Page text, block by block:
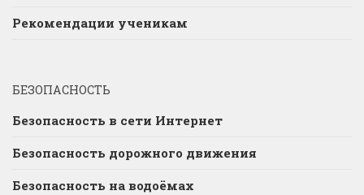
Рекомендации ученикам
БЕЗОПАСНОСТЬ
Безопасность в сети Интернет
Безопасность дорожного движения
Безопасность на водоёмах